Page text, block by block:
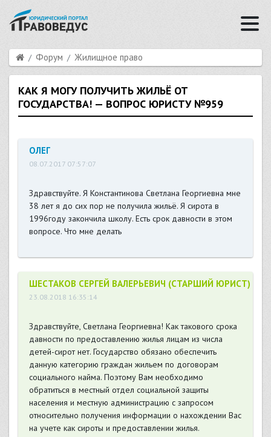
Форум Жилищное право
КАК Я МОГУ ПОЛУЧИТЬ ЖИЛЬЁ ОТ
ГОСУДАРСТВА! — ВОПРОС ЮРИСТУ №959
ОЛЕГ
08.07.2017 07:57:07
Здравствуйте. Я Константинова Светлана Георгиевна мне
38 лет я до сих пор не получила жильё. Я сирота в
1996году закончила школу. Есть срок давности в этом
вопросе. Что мне делать
ШЕСТАКОВ СЕРГЕЙ ВАЛЕРЬЕВИЧ (СТАРШИЙ ЮРИСТ)
23.08.2018 16:35:14
Здравствуйте, Светлана Георгиевна! Как такового срока
давности по предоставлению жилья лицам из числа
детей-сирот нет. Государство обязано обеспечить
данную категорию граждан жильем по договорам
социального найма. Поэтому Вам необходимо
обратиться в местный отдел социальной защиты
населения и местную администрацию с запросом
относительно получения информации о нахождении Вас
на учете как сироты и предоставлении жилья.